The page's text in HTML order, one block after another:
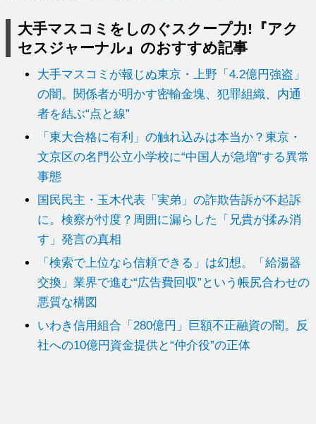
大手マスコミをしのぐスクープ力!『アク
セスジャーナル』のおすすめ記事
大手マスコミが報じぬ東京・上野「4.2億円強盗」
の闇。関係者が明かす密輸金塊、犯罪組織、内通
者を結ぶ“点と線”
「東大合格に有利」の触れ込みは本当か？東京・
文京区の名門公立小学校に“中国人が急増”する異常
事態
国民民主・玉木代表「実弟」の詐欺告訴が不起訴
に。検察が忖度？周囲に漏らした「兄貴が揉み消
す」発言の真相
「検索で上位なら信頼できる」は幻想。「給湯器
交換」業界で進む“広告費回収”という帳尻合わせの
悪質な構図
いわき信用組合「280億円」巨額不正融資の闇。反
社への10億円資金提供と“仲介役”の正体